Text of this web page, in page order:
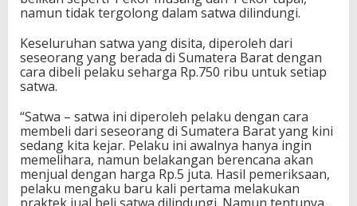
namun tidak tergolong dalam satwa dilindungi.
Keseluruhan satwa yang disita, diperoleh dari
seseorang yang berada di Sumatera Barat dengan
cara dibeli pelaku seharga Rp.750 ribu untuk setiap
satwa.
“Satwa – satwa ini diperoleh pelaku dengan cara
membeli dari seseorang di Sumatera Barat yang kini
sedang kita kejar. Pelaku ini awalnya hanya ingin
memelihara, namun belakangan berencana akan
menjual dengan harga Rp.5 juta. Hasil pemeriksaan,
pelaku mengaku baru kali pertama melakukan